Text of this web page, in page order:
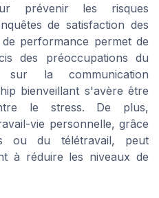
prévenir les risques
de satisfaction des
performance permet de
des préoccupations du
la communication
bienveillant s'avère être
le stress. De plus,
vie personnelle, grâce
ou du télétravail, peut
à réduire les niveaux de